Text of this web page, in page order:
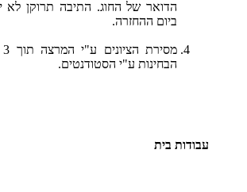
ביום ההחזרה.
הבחינות ע"י הסטודנטים.
עבודות בית